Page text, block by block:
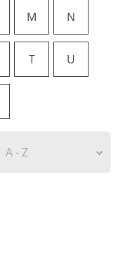
M N
T U
A - Z